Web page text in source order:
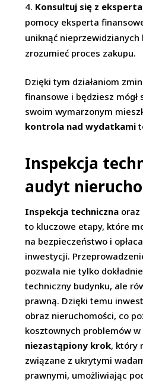
Konsultuj się z
pomocy eksperta
uniknąć
zrozumieć proces zakupu.
Dzięki tym działaniom
finansowe i będziesz mógł
swoim wymarzonym
kontrola nad wydatkami
Inspekcja
audyt
Inspekcja techniczna oraz
to kluczowe etapy, które
na bezpieczeństwo i
inwestycji.
pozwala nie tylko
techniczny budynku, ale
prawną. Dzięki temu
obraz nieruchomości, co
kosztownych problemów w
niezastąpiony krok, który
związane z ukrytymi
prawnymi, umożliwiając